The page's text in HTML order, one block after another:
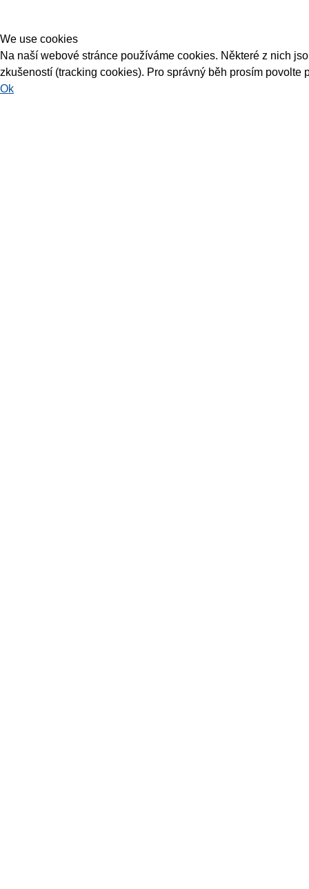
We use cookies
Na naší webové stránce používáme cookies. Některé z nich
zkušeností (tracking cookies). Pro správný běh prosím povolte
Ok